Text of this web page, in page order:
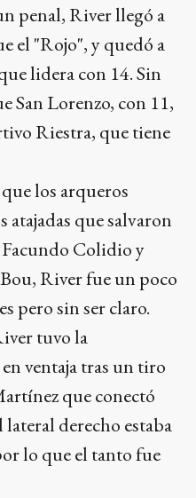
penal, River llegó a
el "Rojo", y quedó a
lidera con 14. Sin
San Lorenzo, con 11,
Riestra, que tiene
los arqueros
que salvaron
Facundo Colidio y
River fue un poco
pero sin ser claro.
tuvo la
ventaja tras un tiro
que conectó
derecho estaba
lo que el tanto fue